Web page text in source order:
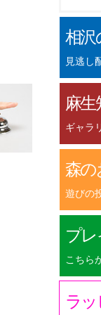
相沢
見逃し
麻生
ギャラ
森の
遊びの
プ
こちら
ラ